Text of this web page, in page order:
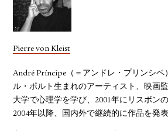
Pierre von Kleist
André Príncipe（＝アンドレ・プリンシペ
ル・ポルト生まれのアーティスト、映画
大学で心理学を学び、2001年にリスボン
2004年以降、国内外で継続的に作品を発表